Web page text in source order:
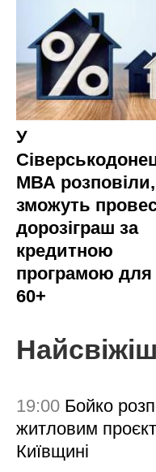
У
МВА
зможуть
дорозіграш за
кредитною
програмою
60+
19:00 Бойко
житловим
Київщині